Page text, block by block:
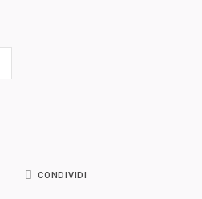
CONDIVIDI